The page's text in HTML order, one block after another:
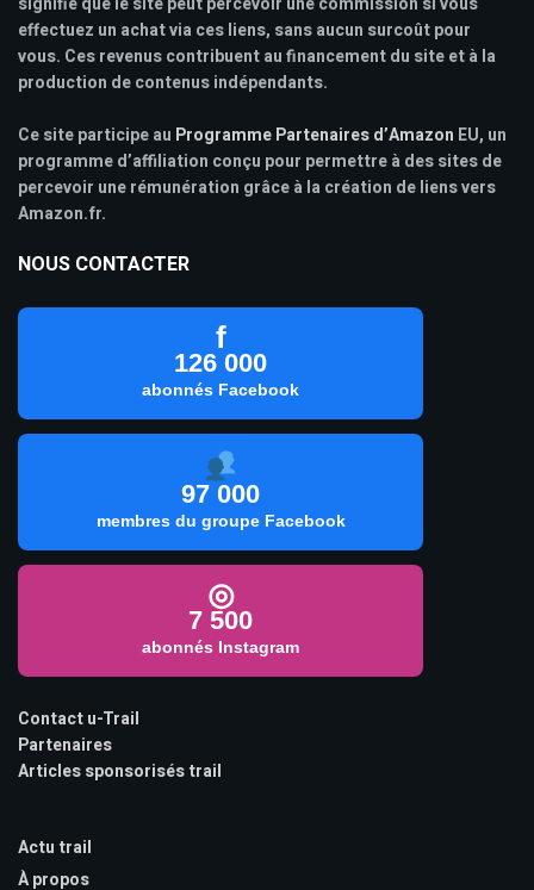
effectuez un achat via ces liens, sans aucun surcoût pour
vous. Ces revenus contribuent au financement du site et à la
production de contenus indépendants.
Ce site participe au Programme Partenaires d’Amazon EU, un
programme d’affiliation conçu pour permettre à des sites de
percevoir une rémunération grâce à la création de liens vers
Amazon.fr.
NOUS CONTACTER
f
126 000
abonnés Facebook
97 000
membres du groupe Facebook
◎
7 500
abonnés Instagram
Contact u-Trail
Partenaires
Articles sponsorisés trail
Actu trail
À propos